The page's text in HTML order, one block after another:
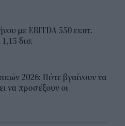
με EBITDA 550 εκατ.
δισ.
2026: Πότε βγαίνουν τα
να προσέξουν οι